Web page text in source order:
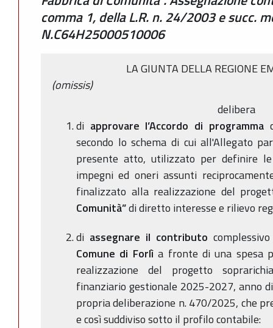
comma 1, della L.R. n. 24/2003 e succ.
N.C64H25000510006
LA GIUNTA DELLA REGIONE
(omissis)
delibera
di approvare l’Accordo di programma
secondo lo schema di cui all'Allegato
presente atto, utilizzato per definire
impegni ed oneri assunti
finalizzato alla realizzazione del
Comunità”di diretto interesse e rilievo
di assegnare il contributo
Comune di Forlìa fronte di una spesa
realizzazione del progetto
finanziario gestionale 2025-2027, anno
propria deliberazione n. 470/2025, che
e così suddiviso sotto il profilo contabile: